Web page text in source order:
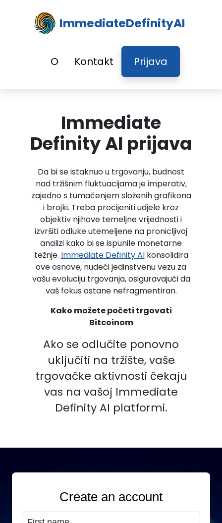
ImmediateDefinityAI
O Kontakt Prijava
Immediate
Definity AI prijava
Da bi se istaknuo u trgovanju, budnost
nad tržišnim fluktuacijama je imperativ,
zajedno s tumačenjem složenih grafikona
i brojki. Treba procijeniti udjele kroz
objektiv njihove temeljne vrijednosti i
izvršiti odluke utemeljene na pronicljivoj
analizi kako bi se ispunile monetarne
težnje. Immediate Definity AIkonsolidira
ove osnove, nudeći jedinstvenu vezu za
vašu evoluciju trgovanja, osiguravajući da
vaš fokus ostane nefragmentiran.
Kako možete početi trgovati
Bitcoinom
Ako se odlučite ponovno
uključiti na tržište, vaše
trgovačke aktivnosti čekaju
vas na vašoj Immediate
Definity AI platformi.